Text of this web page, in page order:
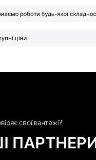
роботи будь-якої
ціни
свої вантажі?